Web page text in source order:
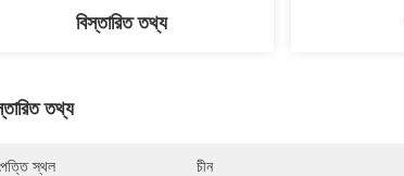
বিস্তারিত তথ্য
তথ্য
স্থল চীন